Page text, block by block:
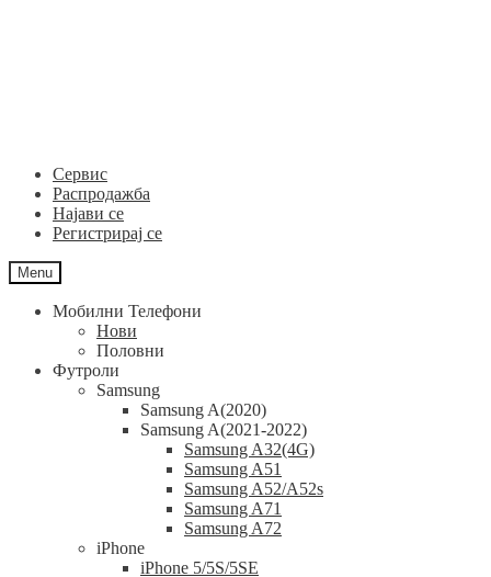
Сервис
Распродажба
Најави се
Регистрирај се
Menu
Мобилни Телефони
Нови
Половни
Футроли
Samsung
Samsung A(2020)
Samsung A(2021-2022)
Samsung A32(4G)
Samsung A51
Samsung A52/A52s
Samsung A71
Samsung A72
iPhone
iPhone 5/5S/5SE